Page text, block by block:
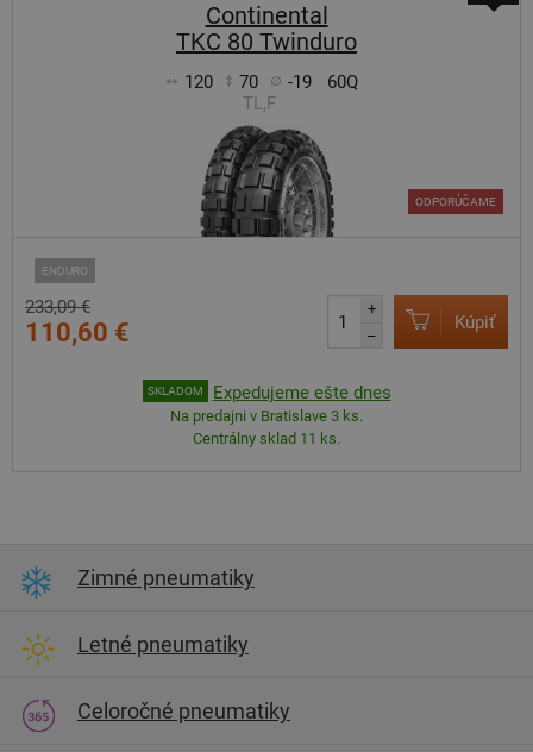
Continental
TKC 80 Twinduro
120 70 -19
60Q
TL,F
ENDURO
ODPORÚČAME
233,09 €
110,60 €
+
–
Kúpiť
SKLADOM Expedujeme ešte dnes
Na predajni v Bratislave 3 ks.
Centrálny sklad 11 ks.
Zimné pneumatiky
Letné pneumatiky
Celoročné pneumatiky